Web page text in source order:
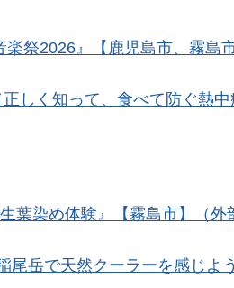
祭2026』【鹿児島市、霧島
しく知って、食べて防ぐ熱中
葉染め体験』【霧島市】（外
岳で天然クーラーを感じよ